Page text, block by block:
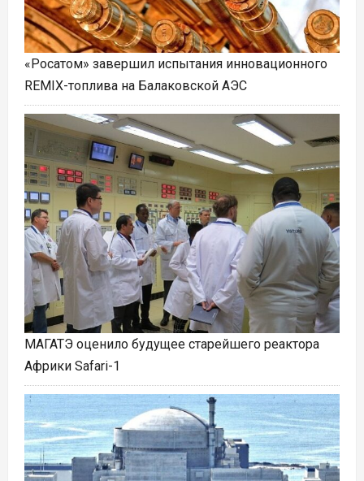
«Росатом» завершил испытания инновационного
REMIX-топлива на Балаковской АЭС
МАГАТЭ оценило будущее старейшего реактора
Африки Safari-1